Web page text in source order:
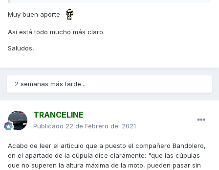
Muy buen aporte
Así está todo mucho más claro.
Saludos,
2 semanas más tarde...
TRANCELINE
Publicado 22 de Febrero del 2021
Acabo de leer el articulo que a puesto el compañero Bandolero,
en el apartado de la cúpula dice claramente: "que las cúpulas
que no superen la altura máxima de la moto, pueden pasar sin